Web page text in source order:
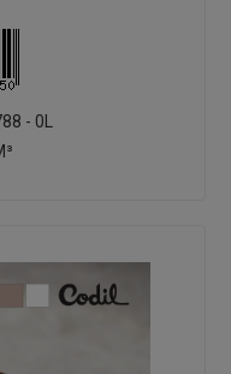
- 0L